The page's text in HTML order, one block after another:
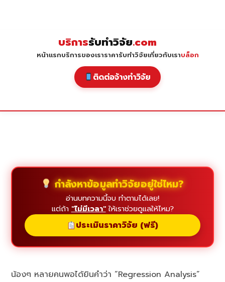
บริการรับทำวิจัย.com
หน้าแรกบริการของเราราคารับทำวิจัยเกี่ยวกับเราบล็อก
ติดต่อจ้างทำวิจัย
กำลังหาข้อมูลทำวิจัยอยู่ใช่ไหม?
อ่านบทความนี้จบ ทำตามได้เลย!
แต่ถ้า "ไม่มีเวลา"ให้เราช่วยดูแลให้ไหม?
ประเมินราคาวิจัย (ฟรี)
น้องๆ หลายคนพอได้ยินคำว่า “Regression Analysis”